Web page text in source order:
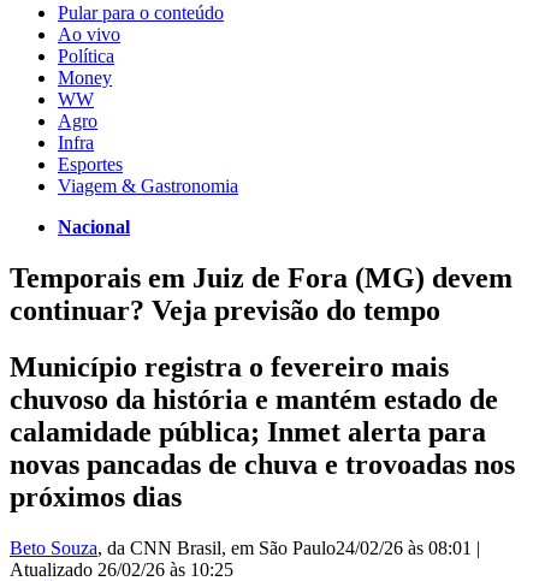
Pular para o conteúdo
Ao vivo
Política
Money
WW
Agro
Infra
Esportes
Viagem & Gastronomia
Nacional
Temporais em Juiz de Fora (MG) devem
continuar? Veja previsão do tempo
Município registra o fevereiro mais
chuvoso da história e mantém estado de
calamidade pública; Inmet alerta para
novas pancadas de chuva e trovoadas nos
próximos dias
Beto Souza, da CNN Brasil, em São Paulo24/02/26 às 08:01 |
Atualizado 26/02/26 às 10:25